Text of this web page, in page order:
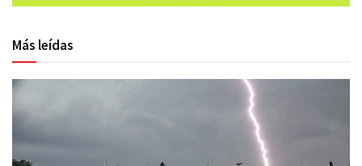
Más leídas